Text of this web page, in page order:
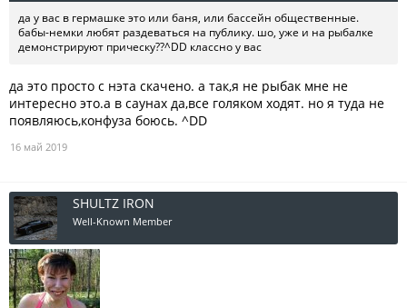
да у вас в гермашке это или баня, или бассейн общественные.
бабы-немки любят раздеваться на публику. шо, уже и на рыбалке
демонстрируют прическу??^DD классно у вас
да это просто с нэта скачено. а так,я не рыбак мне не
интересно это.а в саунах да,все голяком ходят. но я туда не
появляюсь,конфуза боюсь. ^DD
16 май 2019
SHULTZ IRON
Well-Known Member